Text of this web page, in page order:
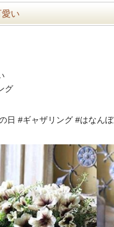
い
グ
日 #ギャザリング #はなん